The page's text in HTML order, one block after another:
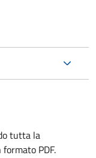
tutta la
PDF.